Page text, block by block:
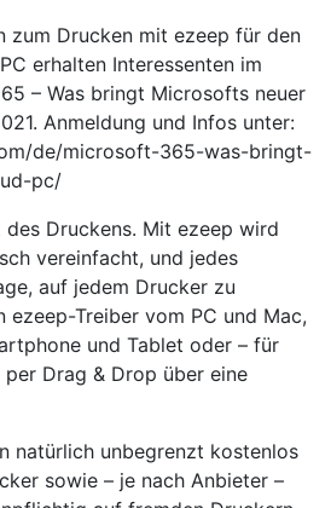
zum Drucken mit ezeep für den
erhalten Interessenten im
– Was bringt Microsofts neuer
Anmeldung und Infos unter:
de/microsoft-365-was-bringt-
pc/
Druckens. Mit ezeep wird
vereinfacht, und jedes
auf jedem Drucker zu
ezeep-Treiber vom PC und Mac,
und Tablet oder – für
Drag & Drop über eine
natürlich unbegrenzt kostenlos
sowie – je nach Anbieter –